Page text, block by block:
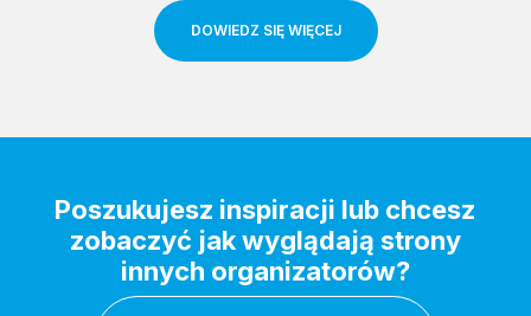
DOWIEDZ SIĘ WIĘCEJ
Poszukujesz inspiracji lub chcesz
zobaczyć jak wyglądają strony
innych organizatorów?